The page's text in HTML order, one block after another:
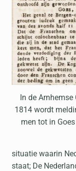
In de
1814 wordt
men tot in
situatie waarin
staat; De